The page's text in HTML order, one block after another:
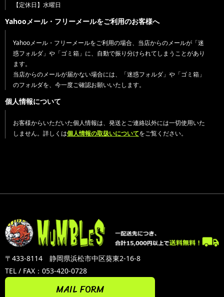
【定休日】水曜日
Yahooメール・フリーメールをご利用のお客様へ
Yahooメール・フリーメールをご利用の場合、当店からのメールが「迷
惑フォルダ」や「ゴミ箱」に、自動で振り分けられてしまうことがあり
ます。
当店からのメールが届かない場合には、「迷惑フォルダ」や「ゴミ箱」
のフォルダを、今一度ご確認お願いいたします。
個人情報について
お客様からいただいた個人情報は、発送とご連絡以外には一切使用いた
しません。詳しくは個人情報の取扱いについてをご覧ください。
〒433-8114 静岡県浜松市中区葵東2-16-8
TEL / FAX：053-420-0728
MAIL FORM